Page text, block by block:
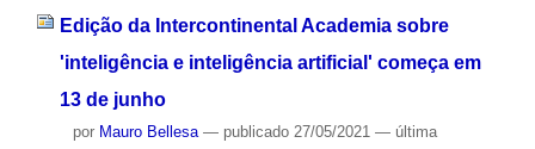
Edição da Intercontinental Academia sobre
'inteligência e inteligência artificial' começa em
13 de junho
por Mauro Bellesa — publicado27/05/2021 — última